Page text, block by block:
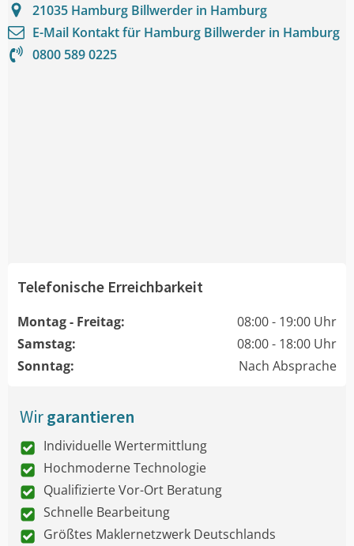
21035 Hamburg Billwerder in Hamburg
E-Mail Kontakt für Hamburg Billwerder in Hamburg
0800 589 0225
Telefonische Erreichbarkeit
Montag - Freitag:
08:00 - 19:00 Uhr
Samstag:
08:00 - 18:00 Uhr
Sonntag:
Nach Absprache
Wirgarantieren
Individuelle Wertermittlung
Hochmoderne Technologie
Qualifizierte Vor-Ort Beratung
Schnelle Bearbeitung
Größtes Maklernetzwerk Deutschlands